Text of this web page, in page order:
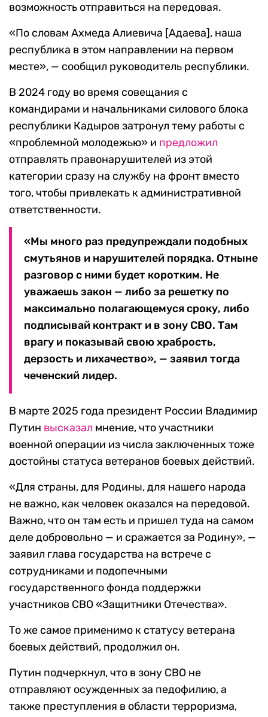
возможность отправиться на передовая.
«По словам Ахмеда Алиевича [Адаева], наша
республика в этом направлении на первом
месте», — сообщил руководитель республики.
В 2024 году во время совещания с
командирами и начальниками силового блока
республики Кадыров затронул тему работы с
«проблемной молодежью» и предложил
отправлять правонарушителей из этой
категории сразу на службу на фронт вместо
того, чтобы привлекать к административной
ответственности.
«Мы много раз предупреждали подобных
смутьянов и нарушителей порядка. Отныне
разговор с ними будет коротким. Не
уважаешь закон — либо за решетку по
максимально полагающемуся сроку, либо
подписывай контракт и в зону СВО. Там
врагу и показывай свою храбрость,
дерзость и лихачество», — заявил тогда
чеченский лидер.
В марте 2025 года президент России Владимир
Путин высказал мнение, что участники
военной операции из числа заключенных тоже
достойны статуса ветеранов боевых действий.
«Для страны, для Родины, для нашего народа
не важно, как человек оказался на передовой.
Важно, что он там есть и пришел туда на самом
деле добровольно — и сражается за Родину», —
заявил глава государства на встрече с
сотрудниками и подопечными
государственного фонда поддержки
участников СВО «Защитники Отечества».
То же самое применимо к статусу ветерана
боевых действий, продолжил он.
Путин подчеркнул, что в зону СВО не
отправляют осужденных за педофилию, а
также преступления в области терроризма,